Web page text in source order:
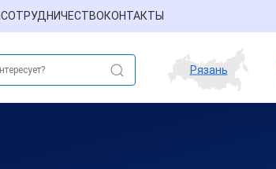
СОТРУДНИЧЕСТВОКОНТАКТЫ
Рязань